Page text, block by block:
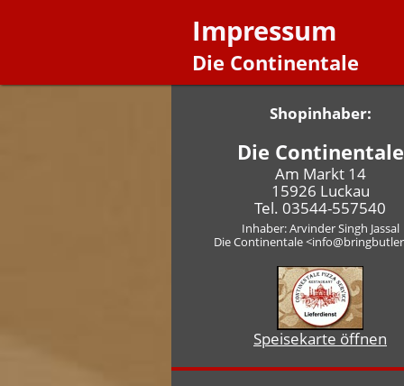
Impressum
Die Continentale
Shopinhaber:
Die Continentale
Am Markt 14
15926 Luckau
Tel. 03544-557540
Inhaber: Arvinder Singh Jassal
Die Continentale
Speisekarte öffnen